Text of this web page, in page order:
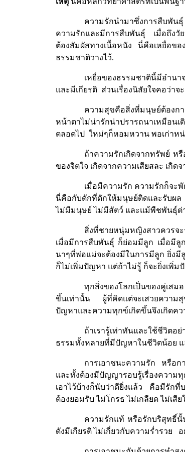
ความรักนำมาซึ่งการสืบพันธุ์
ความรักและมีการสืบพันธุ์
เมื่อถึงวั
ต้องสัมผัสทางเนื้อหนัง
นี่คือเหยื่อข
ธรรมชาติวางไว้.
เหยื่อของธรรมชาตินี้มีอำน
และมีเกียรติ ส่วนเรื่องนิสัยใจคอว่าจ
ความสุขคือสิ่งที่มนุษย์ต้องก
หน้าตาไม่น่ารักน่าปรารถนาเหมือนเ
ตลอดไป ใหม่ๆก็หอมหวาน พอเก่าห
ถ้าความรักเกิดจากทรัพย์ ห
ของจิตใจ เกิดจากความเสียสละ เกิด
เมื่อมีความรัก ความรักก็จะ
นี่คือกับดักที่ดักให้มนุษย์ติดและรับผล
ไม่มีมนุษย์ ไม่มีสัตว์ และแม้พืชพันธุ์ต่
สิ่งที่ชายหนุ่มหญิงสาวควรจะ
เมื่อมีการสืบพันธุ์ ก็ย่อมมีลูก เมื่อมีลู
นาๆที่พ่อแม่จะต้องมีในการมีลูก ยิ่งมี
ก็ไม่เพิ่มปัญหา แต่ถ้าไม่รู้ ก็จะยิ่งเพิ่ม
ทุกสิ่งของโลกเป็นของคู่เสม
ขึ้นเท่านั้น
ผู้ที่คิดแต่จะเสวยความ
ปัญหาและความทุกข์เกิดขึ้นจึงเกิดคว
ถ้าเรารู้เท่าทันและใช้ชีวิต
ธรรมทั้งหลายที่มีปัญหาในชีวิตน้อย
การเอาชนะความรัก หรือก
และทั้งต้องมีปัญญารอบรู้เรื่องความ
เอาไว้บ้างก็นับว่าดียิ่งแล้ว
คือมีรักที่
ต้องยอมรับ ไม่โกรธ ไม่เกลียด ไม่เสีย
ความรักแท้ หรือรักบริสุทธิ์นั้
ดังมีเกียรติ ไม่เกี่ยวกับความร่ำรวย